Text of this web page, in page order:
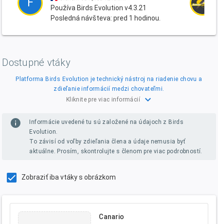
F
Používa Birds Evolution v4.3.21
Posledná návšteva: pred 1 hodinou.
Dostupné vtáky
Platforma Birds Evolution je technický nástroj na riadenie chovu a
zdieľanie informácií medzi chovateľmi.
Kliknite pre viac informácií
expand_more
info
Informácie uvedené tu sú založené na údajoch z Birds
Evolution.
To závisí od voľby zdieľania člena a údaje nemusia byť
aktuálne. Prosím, skontrolujte s členom pre viac podrobností.
Zobraziť iba vtáky s obrázkom
Canario